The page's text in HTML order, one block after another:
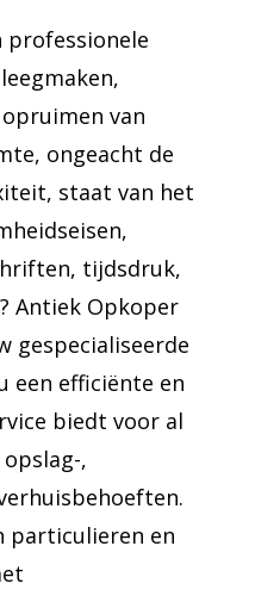
professionele
van
ongeacht de
staat van het
tijdsdruk,
Antiek Opkoper
gespecialiseerde
u een efficiënte en
biedt voor al
,
particulieren en